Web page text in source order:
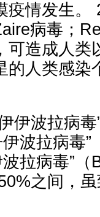
疫情发生。
病毒；
可造成人类
的人类感染
波拉病毒
波拉病毒
拉病毒”
之间，